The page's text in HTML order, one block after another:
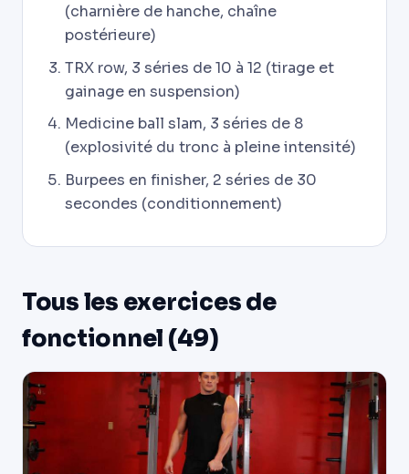
(charnière de hanche, chaîne
postérieure)
TRX row, 3 séries de 10 à 12 (tirage et
gainage en suspension)
Medicine ball slam, 3 séries de 8
(explosivité du tronc à pleine intensité)
Burpees en finisher, 2 séries de 30
secondes (conditionnement)
Tous les exercices de
fonctionnel (49)